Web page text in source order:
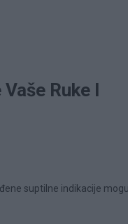
Ruke I
suptilne indikacije